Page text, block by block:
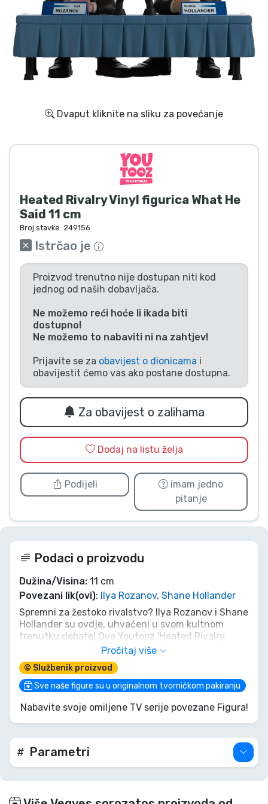
Dvaput kliknite na sliku za povećanje
Heated Rivalry Vinyl figurica What He
Said 11 cm
Broj stavke: 249156
Istrčao je
Proizvod trenutno nije dostupan niti kod
jednog od naših dobavljača.
Ne možemo reći hoće li ikada biti
dostupno!
Ne možemo to nabaviti ni na zahtjev!
Prijavite se za obavijest o dionicama i
obavijestit ćemo vas ako postane dostupna.
Za obavijest o zalihama
Dodaj na listu želja
Podijeli
imam jedno
pitanje
Podaci o proizvodu
Dužina/Visina: 11 cm
Povezani lik(ovi): Ilya Rozanov, Shane Hollander
Spremni za žestoko rivalstvo? Ilya Rozanov i Shane
Hollander su ovdje, uhvaćeni u svom kultnom
trenutku debate! Ova Youtooz 'Heated Rivalry
Vinyl figura What He Said 11 cm' ovjekovječuje
njihovu dinamiku u preslatkom vinilu. Bez obzira
jeste li tim Ilya ili tim Shane, ovo dvoje pripada na
vašu policu, spremni za poticanje beskrajnih
razgovora. Ne samo čitajte o njihovom rivalstvu,
posjedujte ga!
Pročitaj više
© Službenik proizvod
Sve naše figure su u originalnom tvorničkom pakiranju
Nabavite svoje omiljene TV serije povezane Figura!
Parametri
Dostava i plaćanje
TV serija proizvodi
Film proizvodi
Crtani proizvodi
Anime proizvodi
Sportski proizvodi
Glazbeni proizvodi
Vrste proizvoda
Marke